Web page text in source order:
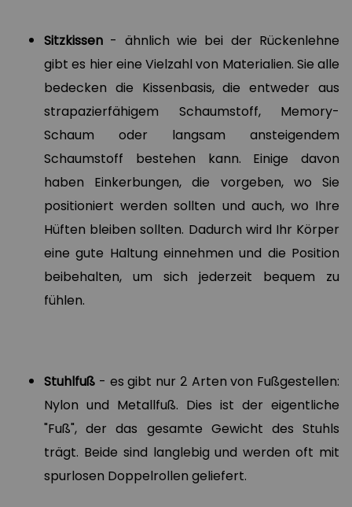
Sitzkissen - ähnlich wie bei der Rückenlehne
gibt es hier eine Vielzahl von Materialien. Sie alle
bedecken die Kissenbasis, die entweder aus
strapazierfähigem Schaumstoff, Memory-
Schaum oder langsam ansteigendem
Schaumstoff bestehen kann. Einige davon
haben Einkerbungen, die vorgeben, wo Sie
positioniert werden sollten und auch, wo Ihre
Hüften bleiben sollten. Dadurch wird Ihr Körper
eine gute Haltung einnehmen und die Position
beibehalten, um sich jederzeit bequem zu
fühlen.
Stuhlfuß - es gibt nur 2 Arten von Fußgestellen:
Nylon und Metallfuß. Dies ist der eigentliche
"Fuß", der das gesamte Gewicht des Stuhls
trägt. Beide sind langlebig und werden oft mit
spurlosen Doppelrollen geliefert.